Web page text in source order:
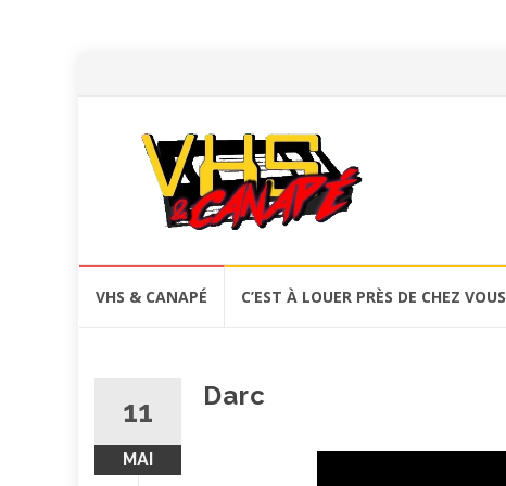
VHS & CANAPÉ C’EST À LOUER PRÈS DE CHEZ VOUS
11
MAI
Darc